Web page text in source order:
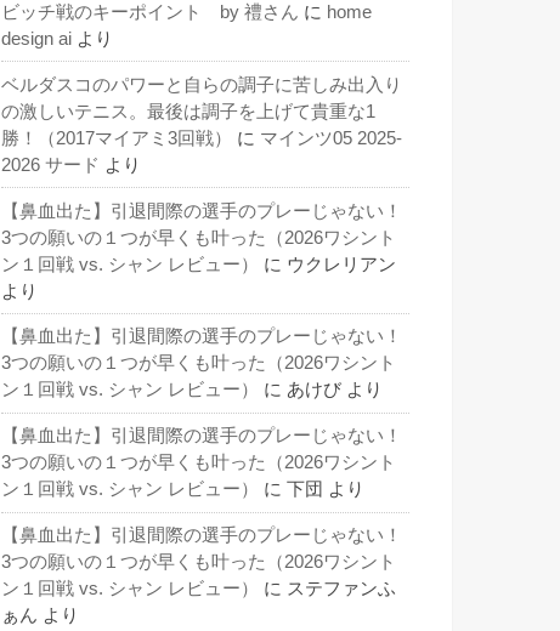
ビッチ戦のキーポイント by 禮さん に home
design ai より
ベルダスコのパワーと自らの調子に苦しみ出入り
の激しいテニス。最後は調子を上げて貴重な1
勝！（2017マイアミ3回戦）
に マインツ05 2025-
2026 サード より
【鼻血出た】引退間際の選手のプレーじゃない！
3つの願いの１つが早くも叶った（2026ワシント
ン１回戦 vs. シャン レビュー）
に ウクレリアン
より
【鼻血出た】引退間際の選手のプレーじゃない！
3つの願いの１つが早くも叶った（2026ワシント
ン１回戦 vs. シャン レビュー）
に あけび より
【鼻血出た】引退間際の選手のプレーじゃない！
3つの願いの１つが早くも叶った（2026ワシント
ン１回戦 vs. シャン レビュー）
に 下団 より
【鼻血出た】引退間際の選手のプレーじゃない！
3つの願いの１つが早くも叶った（2026ワシント
ン１回戦 vs. シャン レビュー）
に ステファンふ
ぁん より